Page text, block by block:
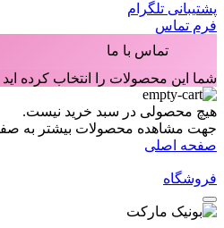
پشتیبانی تلگرام
فرم تماس
تماس با ما
شما این محصولات را انتخاب کرده اید
هیچ محصولی در سبد خرید نیست.
جهت مشاهده محصولات بیشتر به
صفحه اصلی
فروشگاه